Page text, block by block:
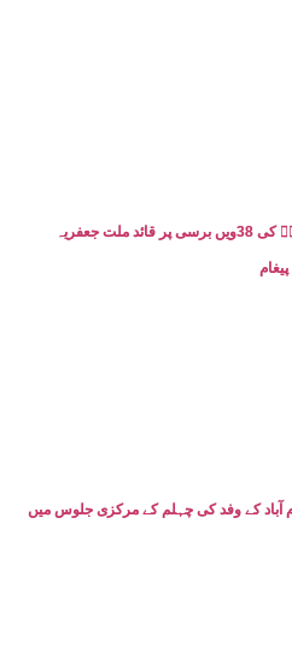
شہید قائد علامہ عارف حسین الحسینیؒ کی 38ویں برسی پر قائد ملت جعفریہ
آباد کے وفد کی چہلم کے مرکزی جلوس میں